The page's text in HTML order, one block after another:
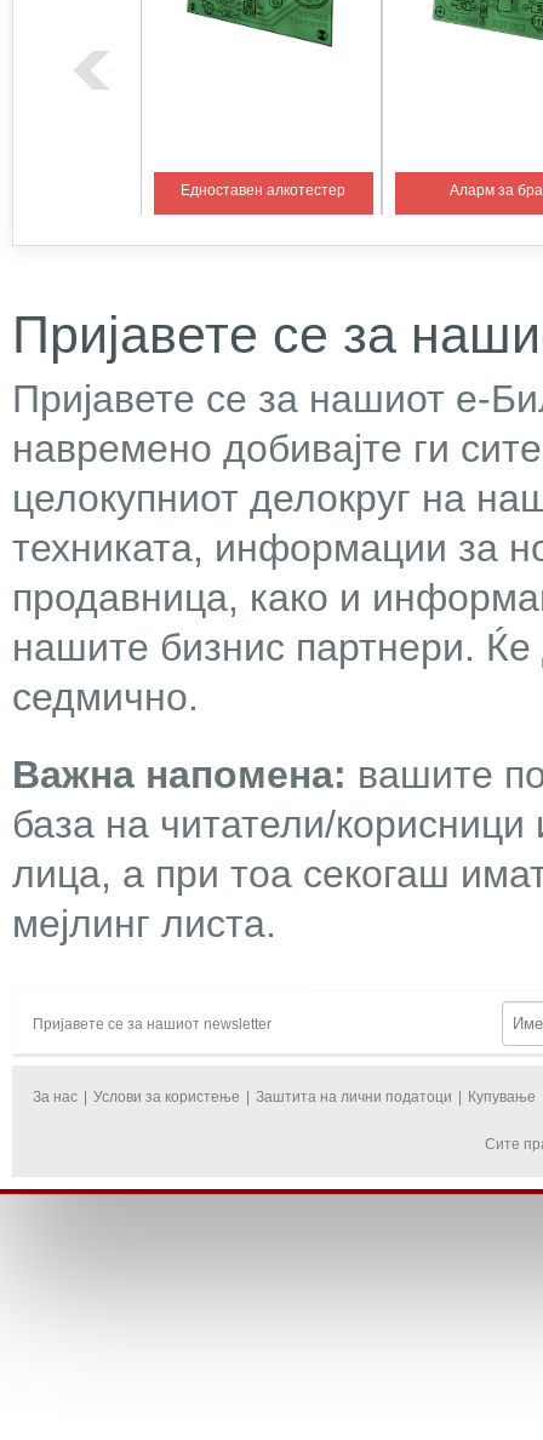
Едноставен алкотестер Аларм за
Пријавете се за
Пријавете се за нашиот е-
навремено добивајте ги
целокупниот делокруг на
техниката, информации за
продавница, како и
нашите бизнис партнери.
седмично.
Важна напомена: вашите
база на читатели/
лица, а при тоа секогаш
мејлинг листа.
Пријавете се за нашиот newsletter
За нас Услови за користење Заштита на лични податоци Купување
Сите